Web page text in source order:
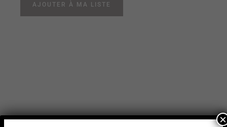
AJOUTER À MA LISTE
×